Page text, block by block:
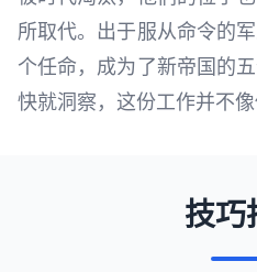
所取代。出于服从命令的
个任命，成为了新帝国的
快就洞察，这份工作并不
技巧